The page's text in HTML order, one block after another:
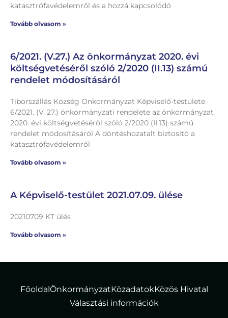
katasztrófavédelemről és a hozzá kapcsolódó
Tovább olvasom »
6/2021. (V.27.) Az önkormányzat 2020. évi
költségvetéséről szóló 2/2020 (II.13) számú
rendelet módosításáról
Tiborszállás Község Önkormányzat Képviselő-testülete
6/2021. (V. 27.) önkormányzati rendelete az önkormányzat
2020. évi költségvetéséről szóló 2/2020 (II.13) számú
rendelet módosításáról A döntéshozatalt biztosító a
katasztrófavédelemről
Tovább olvasom »
A Képviselő-testület 2021.07.09. ülése
20210709 KT ülés
Tovább olvasom »
FőoldalÖnkormányzatKözadatokKözös Hivatal
Választási információk